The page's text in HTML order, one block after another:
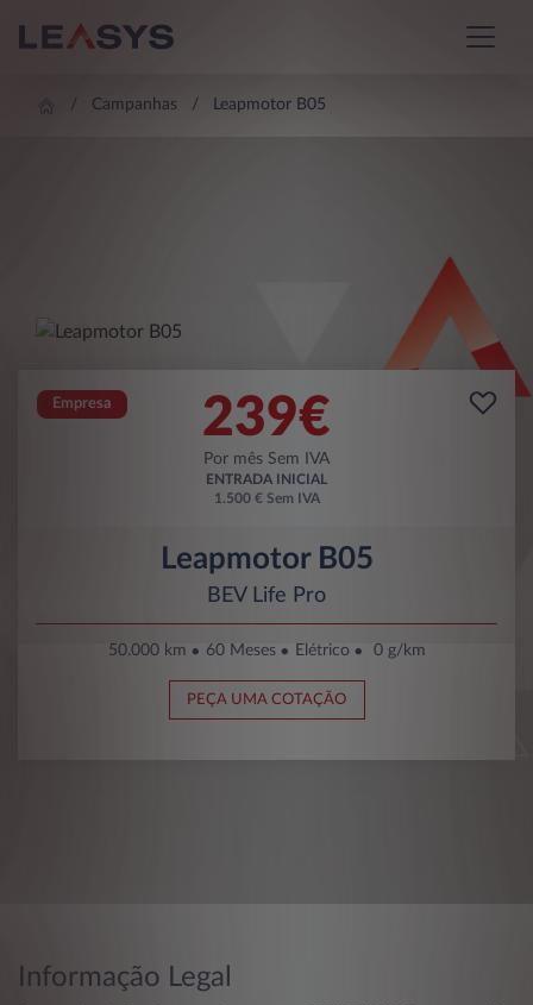
Campanhas Leapmotor B05
Empresa 239€
Por mês Sem IVA
ENTRADA INICIAL
1.500 € Sem IVA
Leapmotor B05
BEV Life Pro
50.000 km 60 Meses Elétrico 0 g/km
PEÇA UMA COTAÇÃO
Informação Legal